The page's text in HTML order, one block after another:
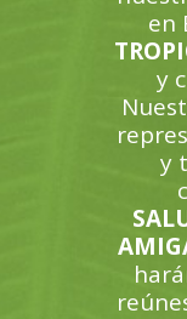
en
y
y